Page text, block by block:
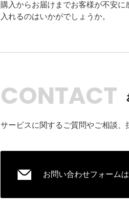
購入からお届けまでお客様が不安
入れるのはいかがでしょうか。
CONTACT
サービスに関するご質問やご相談、
お問い合わせフォーム